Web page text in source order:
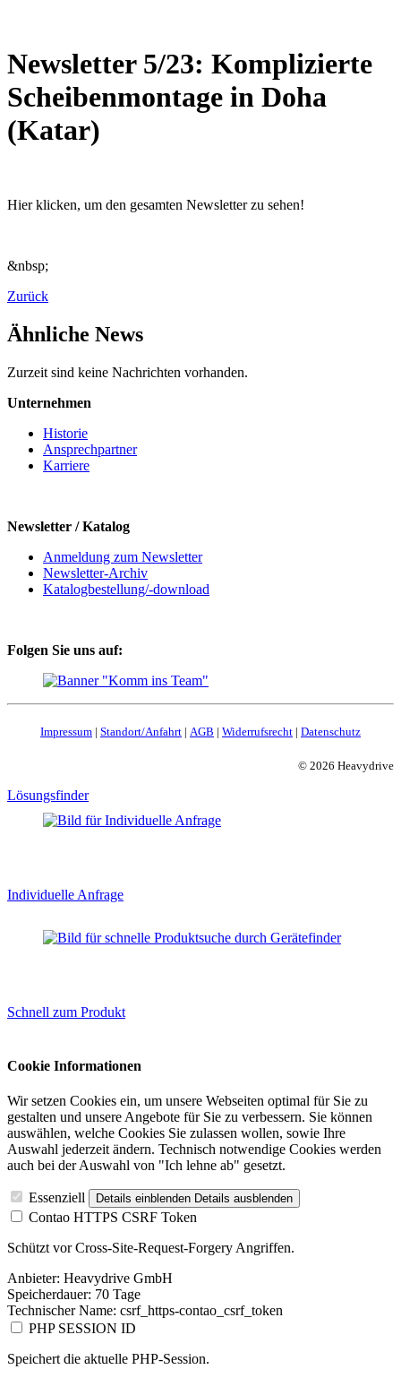
Newsletter 5/23: Komplizierte
Scheibenmontage in Doha
(Katar)
Hier klicken, um den gesamten Newsletter zu sehen!
&nbsp;
Zurück
Ähnliche News
Zurzeit sind keine Nachrichten vorhanden.
Unternehmen
Historie
Ansprechpartner
Karriere
Newsletter / Katalog
Anmeldung zum Newsletter
Newsletter-Archiv
Katalogbestellung/-download
Folgen Sie uns auf:
Impressum | Standort/Anfahrt | AGB | Widerrufsrecht | Datenschutz
© 2026 Heavydrive
Lösungsfinder
Individuelle Anfrage
Schnell zum Produkt
Cookie Informationen
Wir setzen Cookies ein, um unsere Webseiten optimal für Sie zu
gestalten und unsere Angebote für Sie zu verbessern. Sie können
auswählen, welche Cookies Sie zulassen wollen, sowie Ihre
Auswahl jederzeit ändern. Technisch notwendige Cookies werden
auch bei der Auswahl von "Ich lehne ab" gesetzt.
Essenziell Details einblenden Details ausblenden
Contao HTTPS CSRF Token
Schützt vor Cross-Site-Request-Forgery Angriffen.
Anbieter: Heavydrive GmbH
Speicherdauer: 70 Tage
Technischer Name: csrf_https-contao_csrf_token
PHP SESSION ID
Speichert die aktuelle PHP-Session.